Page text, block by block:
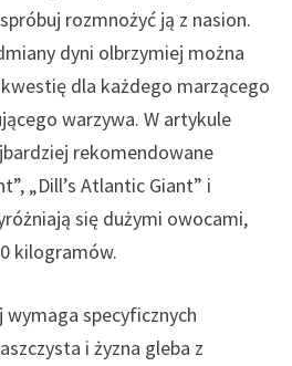
rozmnożyć ją z nasion.
dyni olbrzymiej można
dla każdego marzącego
warzywa. W artykule
rekomendowane
„Dill’s Atlantic Giant” i
się dużymi owocami,
kilogramów.
specyficznych
i żyzna gleba z